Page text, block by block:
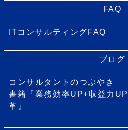
FAQ
ITコンサルティングFAQ
ブログ
コンサルタントのつぶやき
書籍『業務効率UP+収益力
革』